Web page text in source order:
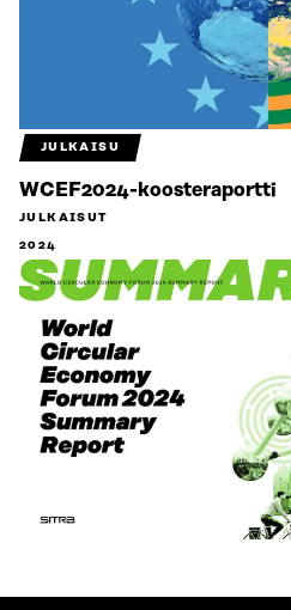
JULKAISU
WCEF2024-koosteraportti
JULKAISUT
2024